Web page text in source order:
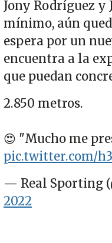
Jony Rodríguez y
mínimo, aún
espera por un
encuentra a la
que puedan
2.850 metros.
😍 "Mucho me
pic.twitter.com/
— Real Sporting
2022